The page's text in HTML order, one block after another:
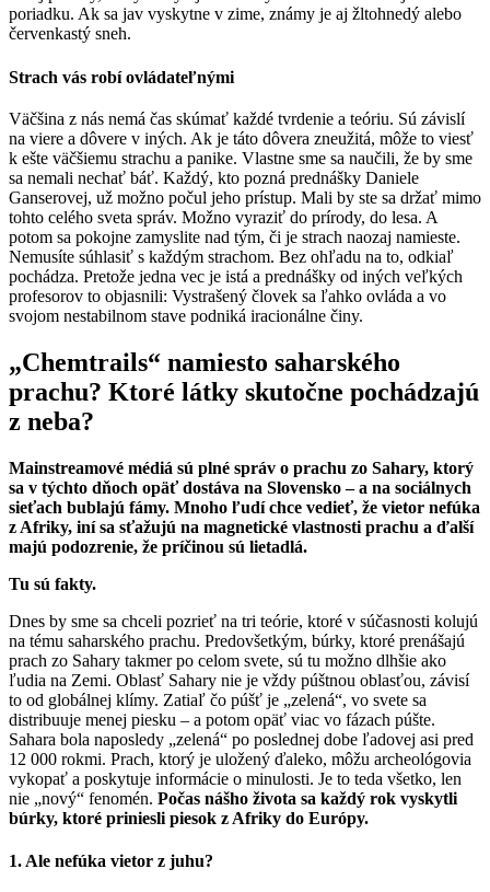
poriadku. Ak sa jav vyskytne v zime, známy je aj žltohnedý alebo
červenkastý sneh.
Strach vás robí ovládateľnými
Väčšina z nás nemá čas skúmať každé tvrdenie a teóriu. Sú závislí
na viere a dôvere v iných. Ak je táto dôvera zneužitá, môže to viesť
k ešte väčšiemu strachu a panike. Vlastne sme sa naučili, že by sme
sa nemali nechať báť. Každý, kto pozná prednášky Daniele
Ganserovej, už možno počul jeho prístup. Mali by ste sa držať mimo
tohto celého sveta správ. Možno vyraziť do prírody, do lesa. A
potom sa pokojne zamyslite nad tým, či je strach naozaj namieste.
Nemusíte súhlasiť s každým strachom. Bez ohľadu na to, odkiaľ
pochádza. Pretože jedna vec je istá a prednášky od iných veľkých
profesorov to objasnili: Vystrašený človek sa ľahko ovláda a vo
svojom nestabilnom stave podniká iracionálne činy.
„Chemtrails“ namiesto saharského
prachu? Ktoré látky skutočne pochádzajú
z neba?
Mainstreamové médiá sú plné správ o prachu zo Sahary, ktorý
sa v týchto dňoch opäť dostáva na Slovensko – a na sociálnych
sieťach bublajú fámy. Mnoho ľudí chce vedieť, že vietor nefúka
z Afriky, iní sa sťažujú na magnetické vlastnosti prachu a ďalší
majú podozrenie, že príčinou sú lietadlá.
Tu sú fakty.
Dnes by sme sa chceli pozrieť na tri teórie, ktoré v súčasnosti kolujú
na tému saharského prachu. Predovšetkým, búrky, ktoré prenášajú
prach zo Sahary takmer po celom svete, sú tu možno dlhšie ako
ľudia na Zemi. Oblasť Sahary nie je vždy púštnou oblasťou, závisí
to od globálnej klímy. Zatiaľ čo púšť je „zelená“, vo svete sa
distribuuje menej piesku – a potom opäť viac vo fázach púšte.
Sahara bola naposledy „zelená“ po poslednej dobe ľadovej asi pred
12 000 rokmi. Prach, ktorý je uložený ďaleko, môžu archeológovia
vykopať a poskytuje informácie o minulosti. Je to teda všetko, len
nie „nový“ fenomén. Počas nášho života sa každý rok vyskytli
búrky, ktoré priniesli piesok z Afriky do Európy.
1. Ale nefúka vietor z juhu?